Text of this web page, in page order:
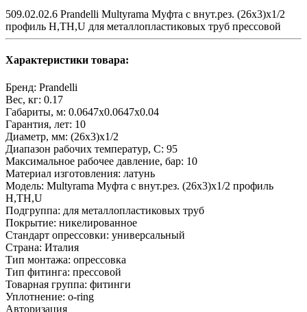
509.02.02.6 Prandelli Multyrama Муфта с внут.рез. (26х3)х1/2
профиль H,TH,U для металлопластиковых труб прессовой
Характеристики товара:
Бренд: Prandelli
Вес, кг: 0.17
Габариты, м: 0.0647x0.0647x0.04
Гарантия, лет: 10
Диаметр, мм: (26х3)х1/2
Диапазон рабочих температур, С: 95
Максимальное рабочее давление, бар: 10
Материал изготовления: латунь
Модель: Multyrama Муфта с внут.рез. (26х3)х1/2 профиль
H,TH,U
Подгруппа: для металлопластиковых труб
Покрытие: никелированное
Стандарт опрессовки: универсальный
Страна: Италия
Тип монтажа: опрессовка
Тип фитинга: прессовой
Товарная группа: фитинги
Уплотнение: o-ring
Авторизация